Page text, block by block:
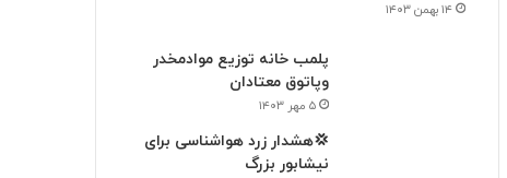
۱۴ بهمن ۱۴۰۳
پلمب خانه توزیع موادمخدر
وپاتوق معتادان
۵ مهر ۱۴۰۳
💢هشدار زرد هواشناسی برای
نیشابور بزرگ